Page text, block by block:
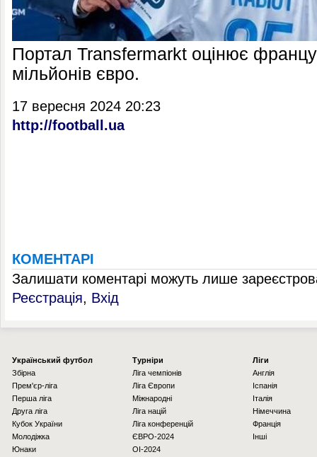
Портал Transfermarkt оцінює
мільйонів євро.
17 вересня 2024 20:23
http://football.ua
КОМЕНТАРІ
Залишати коментарі можуть лише
Реєстрація, Вхід
Українcький футбол
Збірна
Прем'єр-ліга
Перша ліга
Друга ліга
Кубок України
Молодіжка
Юнаки
Турніри
Ліга чемпіонів
Ліга Європи
Міжнародні
Ліга націй
Ліга конференцій
ЄВРО-2024
OI-2024
Ліги
Англія
Іспанія
Італія
Німеччина
Франція
Інші